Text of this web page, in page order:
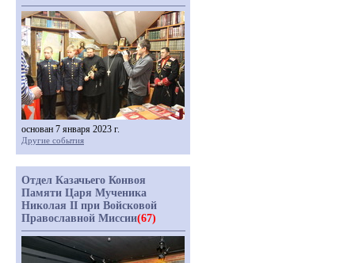
основан 7 января 2023 г.
Другие события
Отдел Казачьего Конвоя
Памяти Царя Мученика
Николая II при Войсковой
Православной Миссии(67)